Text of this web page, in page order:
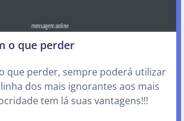
o que perder
que perder, sempre poderá utilizar
dos mais ignorantes aos mais
tem lá suas vantagens!!!